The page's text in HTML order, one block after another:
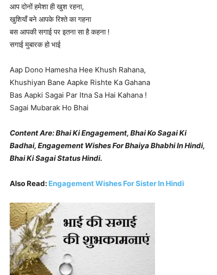
आप दोनों हमेशा ही खुश रहना,
खुशियाँ बने आपके रिश्ते का गहना
बस आपकी सगाई पर इतना सा है कहना !
सगाई मुबारक हो भाई
Aap Dono Hamesha Hee Khush Rahana,
Khushiyan Bane Aapke Rishte Ka Gahana
Bas Aapki Sagai Par Itna Sa Hai Kahana !
Sagai Mubarak Ho Bhai
Content Are: Bhai Ki Engagement, Bhai Ko Sagai Ki
Badhai, Engagement Wishes For Bhaiya Bhabhi In Hindi,
Bhai Ki Sagai Status Hindi.
Also Read: Engagement Wishes For Sister In Hindi